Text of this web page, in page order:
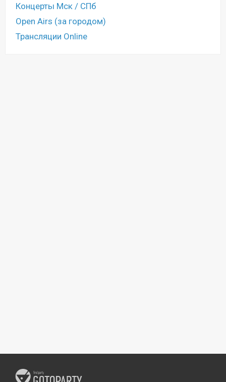
Концерты Мск / СПб
Open Airs (за городом)
Трансляции Online